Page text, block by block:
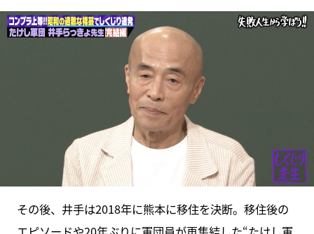
その後、井手は2018年に熊本に移住を決断。移住後の